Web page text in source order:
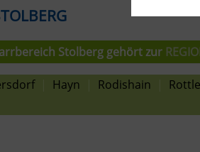
Stolberg gehört zur
| Hayn Rodishain